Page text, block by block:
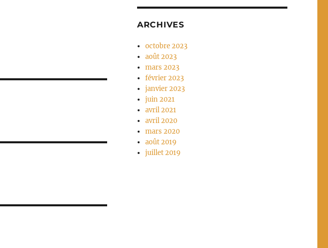
ARCHIVES
octobre 2023
août 2023
mars 2023
février 2023
janvier 2023
juin 2021
avril 2021
avril 2020
mars 2020
août 2019
juillet 2019